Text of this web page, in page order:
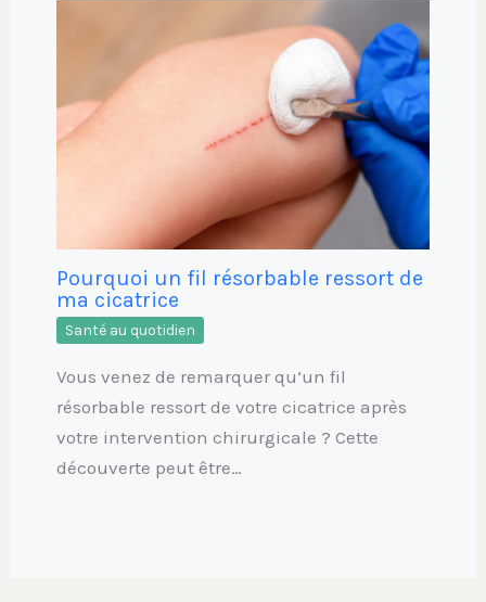
Pourquoi un fil résorbable ressort de
ma cicatrice
Santé au quotidien
Vous venez de remarquer qu’un fil
résorbable ressort de votre cicatrice après
votre intervention chirurgicale ? Cette
découverte peut être…